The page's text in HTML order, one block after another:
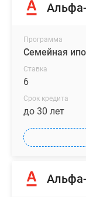
Программа
Семейная
Ставка
6
Срок кредита
до 30 лет